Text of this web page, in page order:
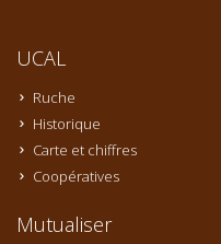
UCAL
Ruche
Historique
Carte et chiffres
Coopératives
Mutualiser